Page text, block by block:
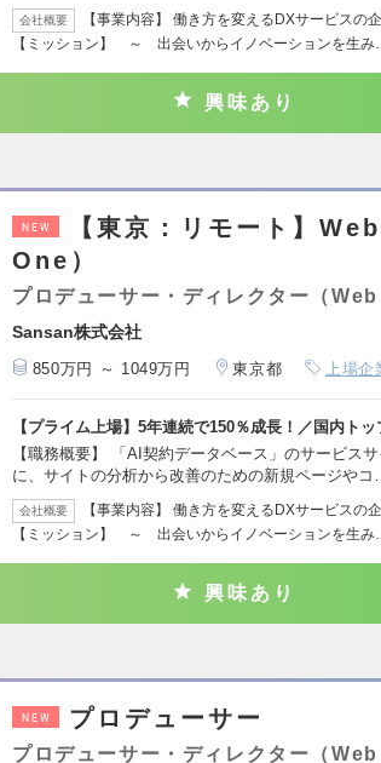
会社概要
【事業内容】 働き方を変えるDXサービスの
【ミッション】 ～ 出会いからイノベーションを生み…
興味あり
NEW
【東京：リモート】
One）
プロデューサー・ディレクター（Web
Sansan株式会社
850万円 ～ 1049万円 東京都 上場企
【プライム上場】5年連続で150％成長！／国内ト
【職務概要】 「AI契約データベース」のサービス
に、サイトの分析から改善のための新規ページや
会社概要
【事業内容】 働き方を変えるDXサービスの
【ミッション】 ～ 出会いからイノベーションを生
興味あり
NEW プロデューサー
プロデューサー・ディレクター（Web